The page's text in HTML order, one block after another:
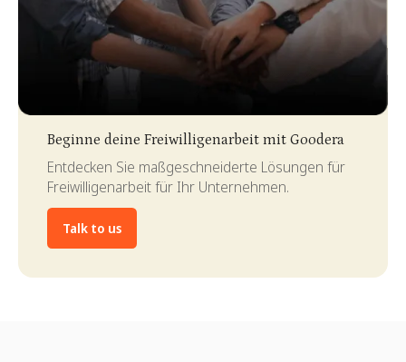
Beginne deine Freiwilligenarbeit mit Goodera
Entdecken Sie maßgeschneiderte Lösungen für
Freiwilligenarbeit für Ihr Unternehmen.
Talk to us